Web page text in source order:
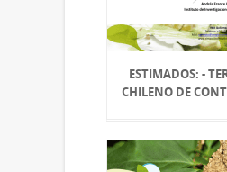
ESTIMADOS: -
CHILENO DE